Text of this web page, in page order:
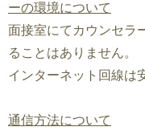
ーの環境について
面接室にてカウンセラ
ることはありません。
インターネット回線は
通信方法について